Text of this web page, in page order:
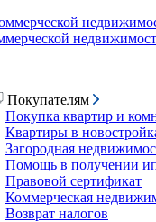
Покупателям
Покупка квартир и
Квартиры в
Загородная
Помощь в получении
Правовой сертификат
Коммерческая
Возврат налогов